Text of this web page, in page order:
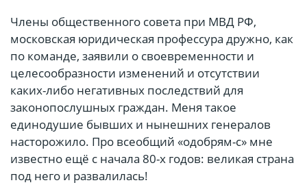
Члены общественного совета при МВД РФ,
московская юридическая профессура дружно, как
по команде, заявили о своевременности и
целесообразности изменений и отсутствии
каких-либо негативных последствий для
законопослушных граждан. Меня такое
единодушие бывших и нынешних генералов
насторожило. Про всеобщий «одобрям-с» мне
известно ещё с начала 80-х годов: великая страна
под него и развалилась!